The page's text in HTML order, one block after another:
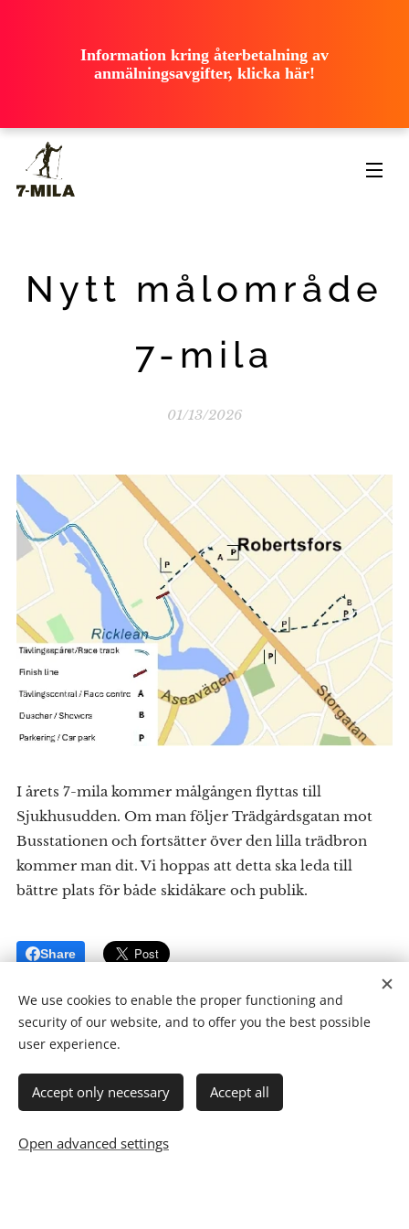
ooooooooooo
ooooooooooo
Information kring återbetalning av
anmälningsavgifter, klicka här!
Nytt målområde
7-mila
01/13/2026
I årets 7-mila kommer målgången flyttas till
Sjukhusudden. Om man följer Trädgårdsgatan mot
Busstationen och fortsätter över den lilla trädbron
kommer man dit. Vi hoppas att detta ska leda till
bättre plats för både skidåkare och publik.
Share
We use cookies to enable the proper functioning and
security of our website, and to offer you the best possible
user experience.
Accept only necessary Accept all
Open advanced settings